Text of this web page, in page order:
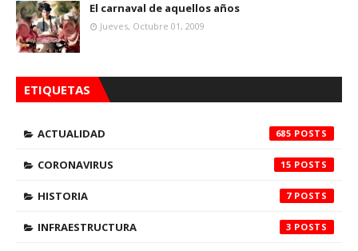
El carnaval de aquellos años
Jueves, Octubre 01, 2009
ETIQUETAS
ACTUALIDAD 685
CORONAVIRUS 15
HISTORIA 7
INFRAESTRUCTURA 3